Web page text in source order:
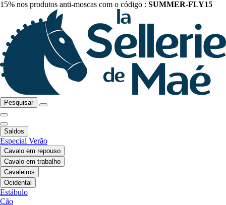
15% nos produtos anti-moscas com o código : SUMMER-FLY15
Pesquisar
Saldos
Especial Verão
Cavalo em repouso
Cavalo em trabalho
Cavaleiros
Ocidental
Estábulo
Cão